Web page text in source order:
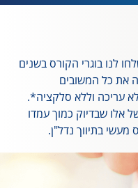
לנו בוגרי הקורס בשנים
את כל המשובים
עריכה וללא סלקציה*.
אלו שבדיוק כמוך עמדו
בתיווך נדל"ן.